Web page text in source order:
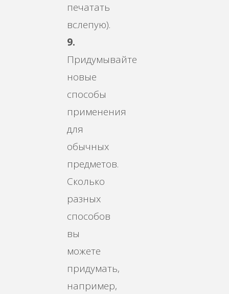
печатать
вслепую).
9.
Придумывайте
новые
способы
применения
для
обычных
предметов.
Сколько
разных
способов
вы
можете
придумать,
например,